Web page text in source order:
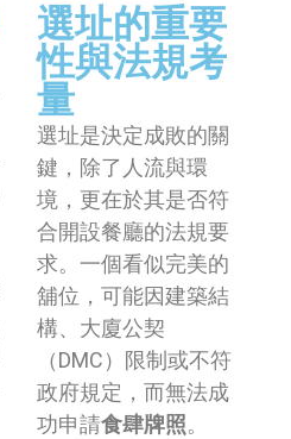
選址的重要
性與法規考
量
選址是決定成敗的關
鍵，除了人流與環
境，更在於其是否符
合開設餐廳的法規要
求。一個看似完美的
舖位，可能因建築結
構、大廈公契
（DMC）限制或不符
政府規定，而無法成
功申請食肆牌照。